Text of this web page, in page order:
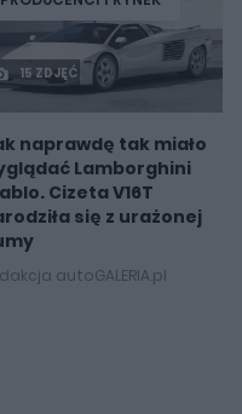
15 ZDJĘĆ
naprawdę tak miało
Lamborghini
Cizeta V16T
się z urażonej
autoGALERIA.pl